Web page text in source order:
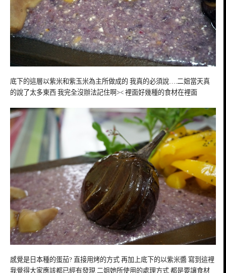
底下的這層以紫米和紫玉米為主所做成的 我真的必須說….二姐當天真
的說了太多東西 我完全沒辦法記住啊>< 裡面好幾種的食材在裡面
感覺是日本種的蛋茄? 直接用烤的方式 再加上底下的以紫米醬 寫到這裡
我覺得大家應該都已經有發現 二姐她所使用的處理方式 都是要讓食材